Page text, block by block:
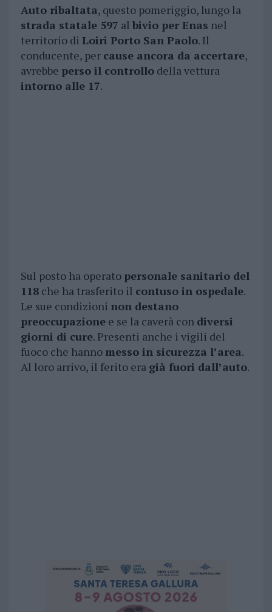
Auto ribaltata, questo pomeriggio, lungo la
strada statale 597 al bivio per Enas nel
territorio di Loiri Porto San Paolo. Il
conducente, per cause ancora da accertare,
avrebbe perso il controllodella vettura
intorno alle 17.
Sul posto ha operato personale sanitario del
118che ha trasferito il contuso in ospedale.
Le sue condizioni non destano
preoccupazionee se la caverà con diversi
giorni di cure. Presenti anche i vigili del
fuoco che hanno messo in sicurezza l’area.
Al loro arrivo, il ferito era già fuori dall’auto.